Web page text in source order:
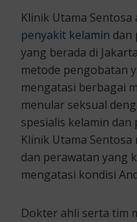
Klinik Utama Sentosa
penyakit kelamin dan
yang berada di
metode pengobatan
mengatasi berbagai
menular seksual
spesialis kelamin
Klinik Utama
dan perawatan yang
mengatasi kondisi
Dokter ahli serta tim